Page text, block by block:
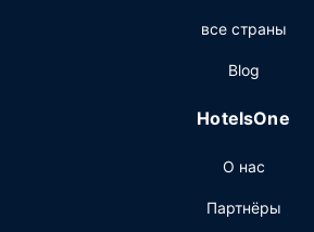
бронированию билетов. До
назначения гости могут добраться
des Sapins, где подаются обед и
предлагает французская кухня.
предлагаются кофейня/кафе и
все страны
Blog
HotelsOne
О нас
Партнёры